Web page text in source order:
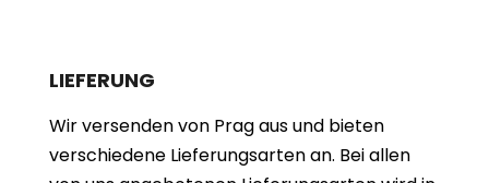
LIEFERUNG
Wir versenden von Prag aus und bieten
verschiedene Lieferungsarten an. Bei allen